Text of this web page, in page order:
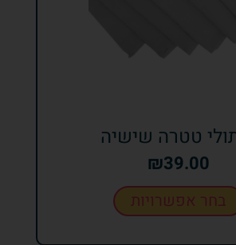
טטרה שישיה
₪39.00
בחר אפשרויות